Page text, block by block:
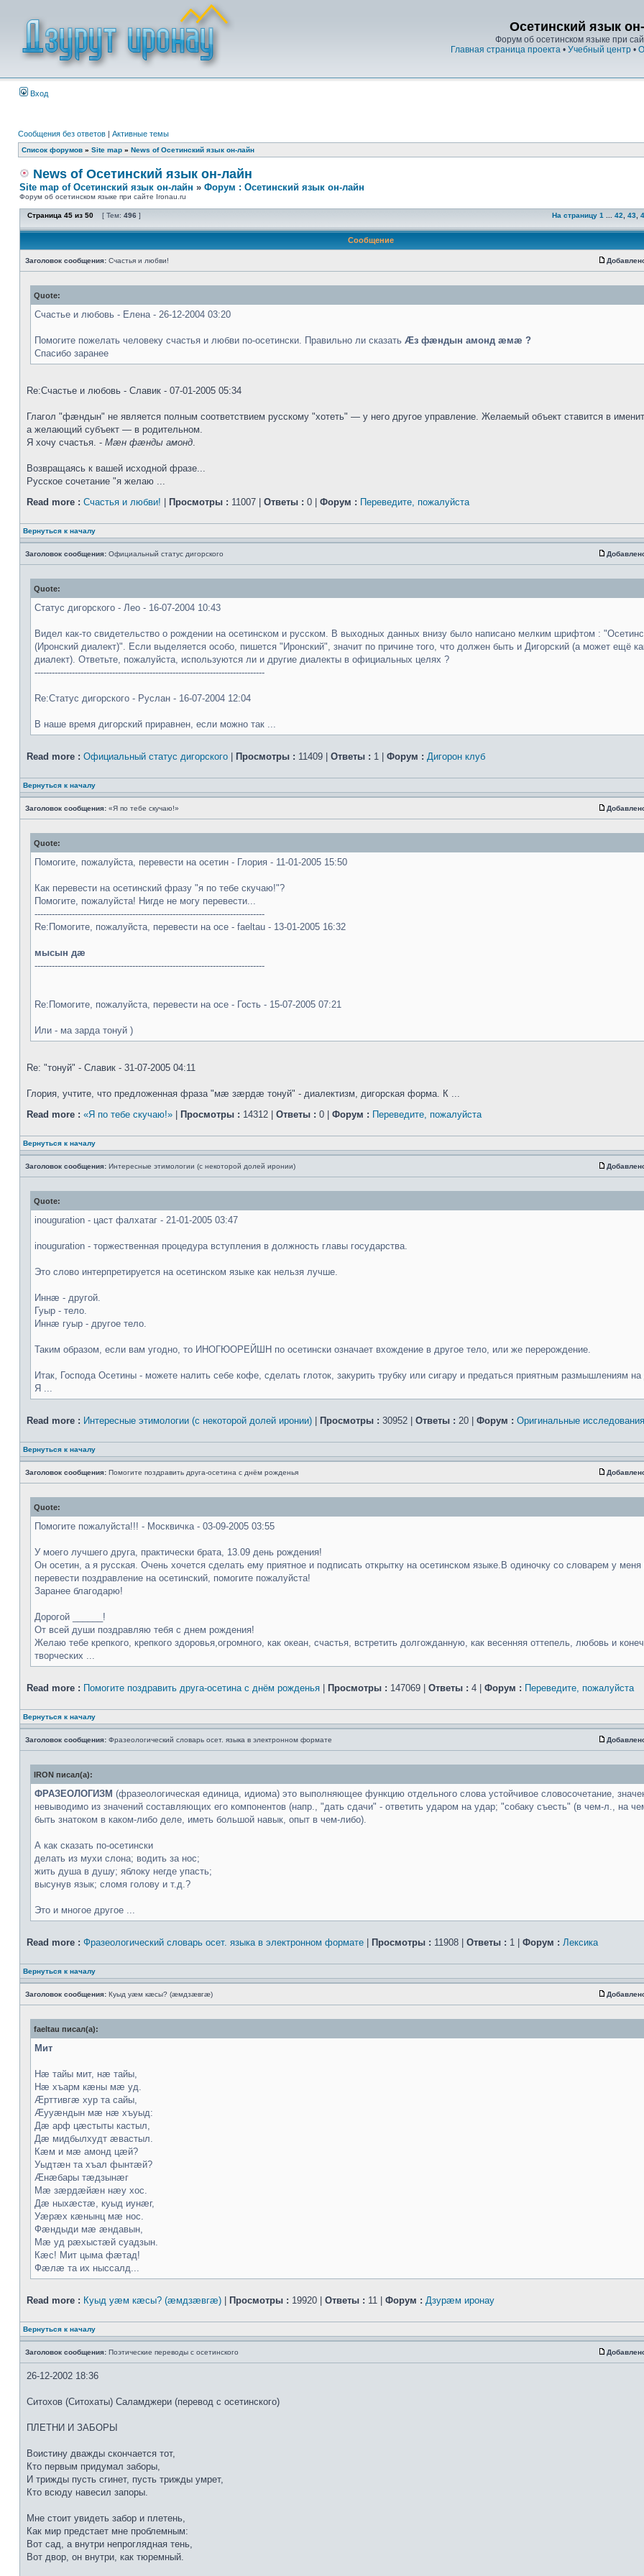
Осетинский язык
Форум об осетинском языке при
Главная страница проекта • Учебный центр •
Вход
Сообщения без ответов | Активные темы
Список форумов » Site map » News of Осетинский язык он-лайн
News of Осетинский язык он-лайн
Site map of Осетинский язык он-лайн » Форум : Осетинский язык он-лайн
Форум об осетинском языке при сайте Ironau.ru
Страница 45 из 50 [ Тем: 496 ] На страницу 1 42 43
Сообщение
Заголовок сообщения: Счастья и любви!
Quote:
Счастье и любовь - Елена - 26-12-2004 03:20
Помогите пожелать человеку счастья и любви по-осетински. Правильно ли сказать Æз фæндын амонд æмæ ?
Спасибо заранее
Re:Счастье и любовь - Славик - 07-01-2005 05:34
Глагол "фæндын" не является полным соответствием русскому "хотеть" — у него другое управление. Желаемый объект ставится в
а желающий субъект — в родительном.
Я хочу счастья. - Мæн фæнды амонд.
Возвращаясь к вашей исходной фразе...
Русское сочетание "я желаю ...
Read more : Счастья и любви! Просмотры : 11007 | Ответы : 0 | Форум : Переведите, пожалуйста
Вернуться к началу
Заголовок сообщения: Официальный статус дигорского
Quote:
Статус дигорского - Лео - 16-07-2004 10:43
Видел как-то свидетельство о рождении на осетинском и русском. В выходных данных внизу было написано мелким шрифтом :
(Иронский диалект)". Если выделяется особо, пишется "Иронский", значит по причине того, что должен быть и Дигорский (а может ещё
диалект). Ответьте, пожалуйста, используются ли и другие диалекты в официальных целях ?
--------------------------------------------------------------------------------
Re:Статус дигорского - Руслан - 16-07-2004 12:04
В наше время дигорский приравнен, если можно так ...
Read more : Официальный статус дигорского Просмотры : 11409 | Ответы : 1 | Форум : Дигорон клуб
Вернуться к началу
Заголовок сообщения: «Я по тебе скучаю!»
Quote:
Помогите, пожалуйста, перевести на осетин - Глория - 11-01-2005 15:50
Как перевести на осетинский фразу "я по тебе скучаю!"?
Помогите, пожалуйста! Нигде не могу перевести...
--------------------------------------------------------------------------------
Re:Помогите, пожалуйста, перевести на осе - faeltau - 13-01-2005 16:32
мысын дæ
--------------------------------------------------------------------------------
Re:Помогите, пожалуйста, перевести на осе - Гость - 15-07-2005 07:21
Или - ма зарда тонуй )
Re: "тонуй" - Славик - 31-07-2005 04:11
Глория, учтите, что предложенная фраза "мæ зæрдæ тонуй" - диалектизм, дигорская форма. К ...
Read more : «Я по тебе скучаю!» Просмотры : 14312 | Ответы : 0 | Форум : Переведите, пожалуйста
Вернуться к началу
Заголовок сообщения: Интересные этимологии (с некоторой долей иронии)
Quote:
inouguration - цаст фалхатаг - 21-01-2005 03:47
inouguration - торжественная процедура вступления в должность главы государства.
Это слово интерпретируется на осетинском языке как нельзя лучше.
Иннæ - другой.
Гуыр - тело.
Иннæ гуыр - другое тело.
Таким образом, если вам угодно, то ИНОГЮОРЕЙШН по осетински означает вхождение в другое тело, или же перерождение.
Итак, Господа Осетины - можете налить себе кофе, сделать глоток, закурить трубку или сигару и предаться приятным размышлениям
Я ...
Read more : Интересные этимологии (с некоторой долей иронии) Просмотры : 30952 | Ответы : 20 | Форум : Оригинальные исследования
Вернуться к началу
Заголовок сообщения: Помогите поздравить друга-осетина с днём рожденья
Quote:
Помогите пожалуйста!!! - Москвичка - 03-09-2005 03:55
У моего лучшего друга, практически брата, 13.09 день рождения!
Он осетин, а я русская. Очень хочется сделать ему приятное и подписать открытку на осетинском языке.В одиночку со словарем у меня
перевести поздравление на осетинский, помогите пожалуйста!
Заранее благодарю!
Дорогой ______!
От всей души поздравляю тебя с днем рождения!
Желаю тебе крепкого, крепкого здоровья,огромного, как океан, счастья, встретить долгожданную, как весенняя оттепель, любовь и
творческих ...
Read more : Помогите поздравить друга-осетина с днём рожденья Просмотры : 147069 | Ответы : 4 | Форум : Переведите, пожалуйста
Вернуться к началу
Заголовок сообщения: Фразеологический словарь осет. языка в электронном формате
IRON писал(а):
ФРАЗЕОЛОГИЗМ (фразеологическая единица, идиома) это выполняющее функцию отдельного слова устойчивое словосочетание,
невыводимо из значений составляющих его компонентов (напр., "дать сдачи" - ответить ударом на удар; "собаку съесть" (в чем-л., на
быть знатоком в каком-либо деле, иметь большой навык, опыт в чем-либо).
А как сказать по-осетински
делать из мухи слона; водить за нос;
жить душа в душу; яблоку негде упасть;
высунув язык; сломя голову и т.д.?
Это и многое другое ...
Read more : Фразеологический словарь осет. языка в электронном формате Просмотры : 11908 | Ответы : 1 | Форум : Лексика
Вернуться к началу
Заголовок сообщения: Куыд уæм кæсы? (æмдзæвгæ)
faeltau писал(а):
Мит
Нæ тайы мит, нæ тайы,
Нæ хъарм кæны мæ уд.
Æрттивгæ хур та сайы,
Æууæндын мæ нæ хъуыд:
Дæ арф цæстыты кастыл,
Дæ мидбылхудт æвастыл.
Кæм и мæ амонд цæй?
Уыдтæн та хъал фынтæй?
Æнæбары тæдзынæг
Мæ зæрдæйæн нæу хос.
Дæ ныхæстæ, куыд иунæг,
Уæрæх кæнынц мæ нос.
Фæндыди мæ æндавын,
Мæ уд рæхыстæй суадзын.
Кæс! Мит цыма фæтад!
Фæлæ та их ныссалд...
Read more : Куыд уæм кæсы? (æмдзæвгæ) Просмотры : 19920 | Ответы : 11 | Форум : Дзурæм иронау
Вернуться к началу
Заголовок сообщения: Поэтические переводы с осетинского
26-12-2002 18:36
Ситохов (Ситохаты) Саламджери (перевод с осетинского)
ПЛЕТНИ И ЗАБОРЫ
Воистину дважды скончается тот,
Кто первым придумал заборы,
И трижды пусть сгинет, пусть трижды умрет,
Кто всюду навесил запоры.
Мне стоит увидеть забор и плетень,
Как мир предстает мне проблемным:
Вот сад, а внутри непроглядная тень,
Вот двор, он внутри, как тюремный.